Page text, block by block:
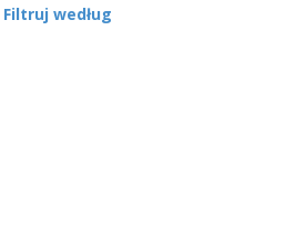
Filtruj według